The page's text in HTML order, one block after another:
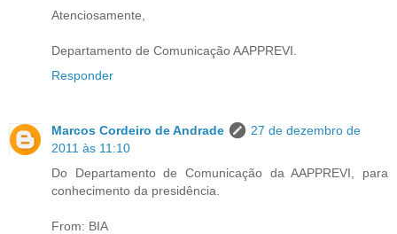
Atenciosamente,
Departamento de Comunicação AAPPREVI.
Responder
Marcos Cordeiro de Andrade
27 de dezembro de
2011 às 11:10
Do Departamento de Comunicação da AAPPREVI, para
conhecimento da presidência.
From: BIA